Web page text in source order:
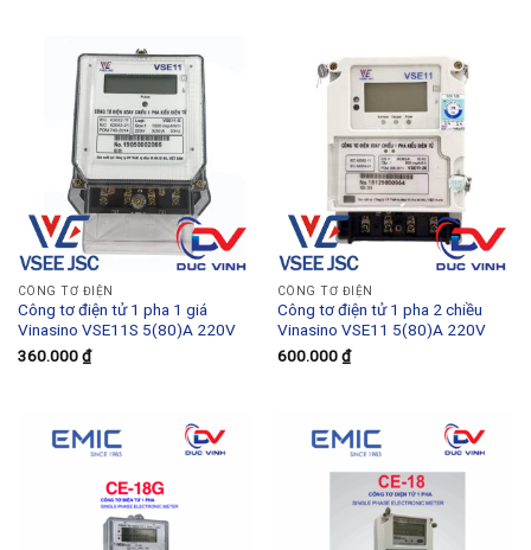
CÔNG TƠ ĐIỆN
Công tơ điện tử 1 pha 1 giá
Vinasino VSE11S 5(80)A 220V
360.000₫
CÔNG TƠ ĐIỆN
Công tơ điện tử 1 pha 2 chiều
Vinasino VSE11 5(80)A 220V
600.000₫